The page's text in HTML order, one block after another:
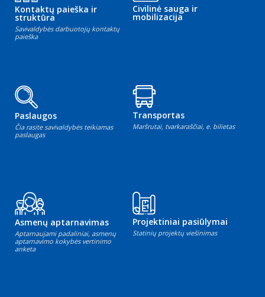
Kontaktų paieška ir
struktūra
Savivaldybės darbuotojų kontaktų
paieška
Civilinė sauga ir
mobilizacija
Paslaugos
Čia rasite savivaldybės teikiamas
paslaugas
Transportas
Maršrutai, tvarkaraščiai, e. bilietas
Asmenų aptarnavimas
Aptarnaujami padaliniai, asmenų
aptarnavimo kokybės vertinimo
anketa
Projektiniai pasiūlymai
Statinių projektų viešinimas